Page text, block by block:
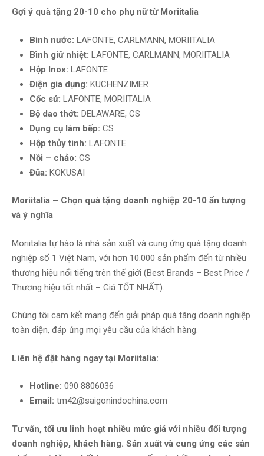
Gợi ý quà tặng 20-10 cho phụ nữ từ Moriitalia
Bình nước: LAFONTE, CARLMANN, MORIITALIA
Bình giữ nhiệt: LAFONTE, CARLMANN, MORIITALIA
Hộp Inox: LAFONTE
Điện gia dụng: KUCHENZIMER
Cốc sứ: LAFONTE, MORIITALIA
Bộ dao thớt: DELAWARE, CS
Dụng cụ làm bếp: CS
Hộp thủy tinh: LAFONTE
Nồi – chảo: CS
Đũa: KOKUSAI
Moriitalia – Chọn quà tặng doanh nghiệp 20-10 ấn tượng
và ý nghĩa
Moriitalia tự hào là nhà sản xuất và cung ứng quà tặng doanh
nghiệp số 1 Việt Nam, với hơn 10.000 sản phẩm đến từ nhiều
thương hiệu nổi tiếng trên thế giới (Best Brands – Best Price /
Thương hiệu tốt nhất – Giá TỐT NHẤT).
Chúng tôi cam kết mang đến giải pháp quà tặng doanh nghiệp
toàn diện, đáp ứng mọi yêu cầu của khách hàng.
Liên hệ đặt hàng ngay tại Moriitalia:
Hotline: 090 8806036
Email: tm42@saigonindochina.com
Tư vấn, tối ưu linh hoạt nhiều mức giá với nhiều đối tượng
doanh nghiệp, khách hàng. Sản xuất và cung ứng các sản